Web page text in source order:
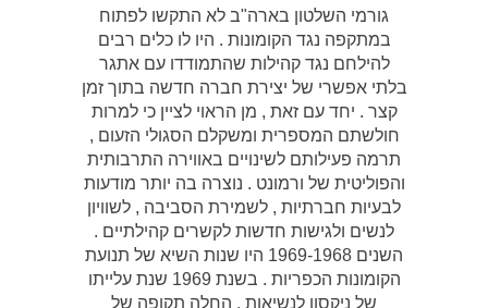
גורמי השלטון בארה"ב לא התקשו לפתוח
במתקפה נגד הקומונות . היו לו כלים רבים
להילחם נגד קהילות שהתמודדו עם אתגר
בלתי אפשרי של יצירת חברה חדשה בתוך זמן
קצר . יחד עם זאת , מן הראוי לציין כי למרות
חולשתם המספרית ומשקלם הסגולי הזעום ,
תרמה פעילותם לשינויים באווירה התרבותית
והפוליטית של ורמונט . נוצרה בה יותר מודעות
לבעיות חברתיות , לשמירת הסביבה , לשוויון
לנשים ולגישות חדשות לקשרים קהילתיים .
השנים 1969-1968 היו שנות השיא של תנועת
הקומונות הכפריות . בשנת 1969 שנת עלייתו
של ניקסון לנשיאות , החלה תקופה של